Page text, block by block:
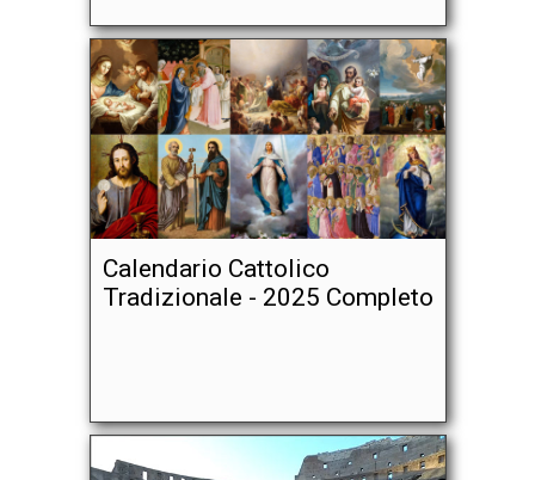
Calendario Cattolico
Tradizionale - 2025 Completo